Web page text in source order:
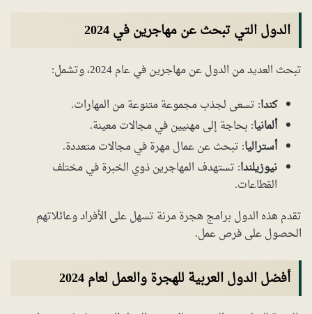
الدول التي تبحث عن مهاجرين في 2024
تبحث العديد من الدول عن مهاجرين في عام 2024، وتشمل:
كندا: تسعى لجذب مجموعة متنوعة من المهارات.
ألمانيا: بحاجة إلى مهنيين في مجالات معينة.
أستراليا: تبحث عن عمال مهرة في مجالات متعددة.
نيوزيلندا: تستهدف المهاجرين ذوي الخبرة في مختلف
القطاعات.
تقدم هذه الدول برامج هجرة مرنة تسهل على الأفراد وعائلاتهم
الحصول على فرص عمل.
أفضل الدول العربية للهجرة والعمل لعام 2024